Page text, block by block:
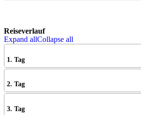
Reiseverlauf
Expand allCollapse all
1. Tag
2. Tag
3. Tag